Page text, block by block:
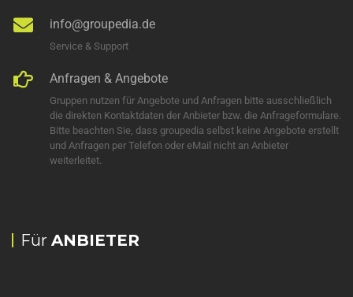
info@groupedia.de
Service & Support
Anfragen & Angebote
Gruppen nutzen für Angebote und Anfragen bitte ausschließlich
die direkten Kontaktdaten der Anbieter bzw. die Anfrageformulare.
Bitte beachten Sie, dass groupedia selbst keine Angebote erstellt
und Anfragen per Telefon oder eMail nicht an Anbieter
weiterleitet.
Für ANBIETER